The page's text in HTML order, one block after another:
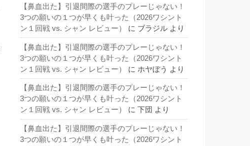
【鼻血出た】引退間際の選手のプレーじゃない！
3つの願いの１つが早くも叶った（2026ワシント
ン１回戦 vs. シャン レビュー）
に ブラジル より
【鼻血出た】引退間際の選手のプレーじゃない！
3つの願いの１つが早くも叶った（2026ワシント
ン１回戦 vs. シャン レビュー）
に ホヤぼう より
【鼻血出た】引退間際の選手のプレーじゃない！
3つの願いの１つが早くも叶った（2026ワシント
ン１回戦 vs. シャン レビュー）
に 下団 より
【鼻血出た】引退間際の選手のプレーじゃない！
3つの願いの１つが早くも叶った（2026ワシント